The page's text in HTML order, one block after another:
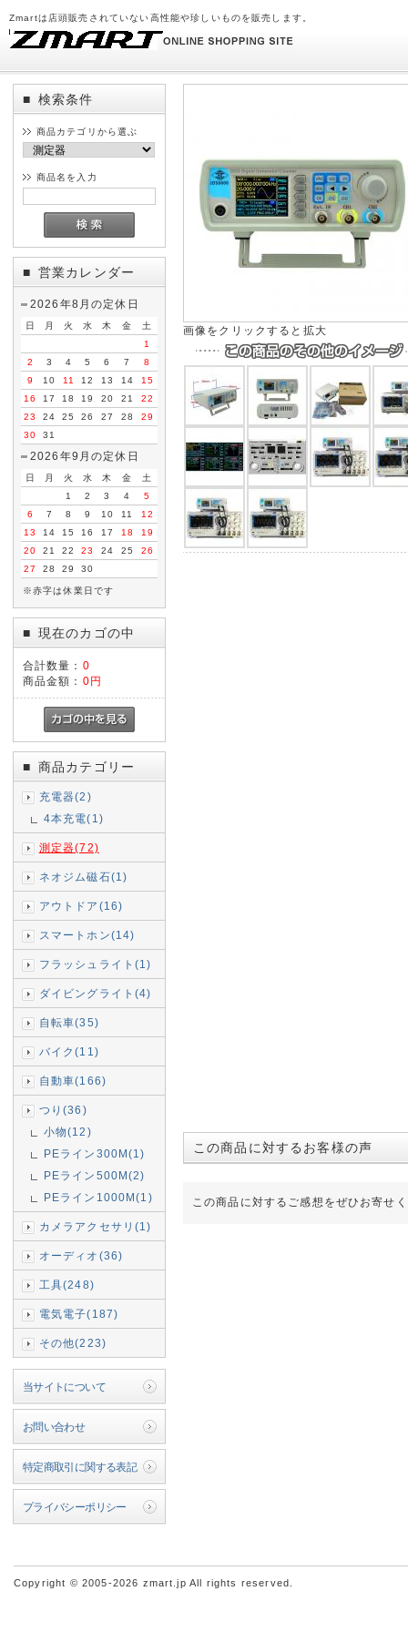
Zmartは店頭販売されていない高性能や珍しいものを販売します。
■ 検索条件
商品カテゴリから選ぶ
商品名を入力
■ 営業カレンダー
2026年8月の定休日
日 月 火 水 木 金
土
1
2
3 4 5 6 7
8
9
10 11 12 13 14
15
16
17 18 19 20 21
22
23
24 25 26 27 28
29
30
31
2026年9月の定休日
日 月 火 水 木 金
土
1
2 3 4
5
6
7 8 9 10 11
12
13
14 15 16 17 18
19
20
21 22 23 24 25
26
27
28 29 30
※赤字は休業日です
■ 現在のカゴの中
合計数量： 0
商品金額： 0円
■ 商品カテゴリー
充電器(2)
4本充電(1)
測定器(72)
ネオジム磁石(1)
アウトドア(16)
スマートホン(14)
フラッシュライト(1)
ダイビングライト(4)
自転車(35)
バイク(11)
自動車(166)
つり(36)
小物(12)
PEライン300M(1)
PEライン500M(2)
PEライン1000M(1)
カメラアクセサリ(1)
オーディオ(36)
工具(248)
電気電子(187)
その他(223)
当サイトについて
お問い合わせ
特定商取引に関する表記
プライバシーポリシー
画像をクリックすると拡大
この商品に対するお客様の声
この商品に対するご感想をぜひお寄せ
Copyright © 2005-2026 zmart.jp All rights reserved.